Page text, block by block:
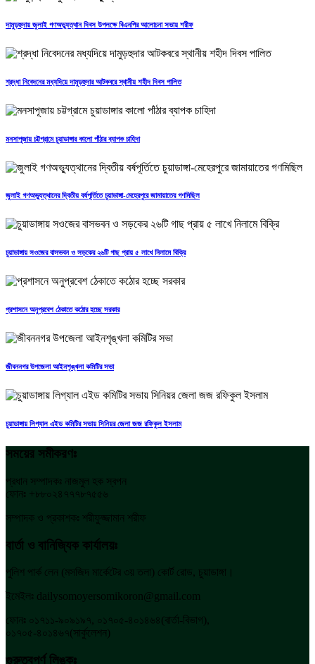
দামুড়হুদায় জুলাই গণঅভ্যুত্থান দিবস উপলক্ষে বিএনপির আলোচনা সভায় শরীফ
শ্রদ্ধা নিবেদনের মধ্যদিয়ে দামুড়হুদার আটকবরে স্থানীয় শহীদ দিবস পালিত
মনসাপূজায় চট্টগ্রামে চুয়াডাঙ্গার কালো পাঁঠার ব্যাপক চাহিদা
জুলাই গণঅভ্যুত্থানের দ্বিতীয় বর্ষপূর্তিতে চুয়াডাঙ্গা-মেহেরপুরে জামায়াতের গণমিছিল
চুয়াডাঙ্গায় সওজের বাসভবন ও সড়কের ২৬টি গাছ প্রায় ৫ লাখে নিলামে বিক্রি
প্রশাসনে অনুপ্রবেশ ঠেকাতে কঠোর হচ্ছে সরকার
জীবননগর উপজেলা আইনশৃঙ্খলা কমিটির সভা
চুয়াডাঙ্গায় লিগ্যাল এইড কমিটির সভায় সিনিয়র জেলা জজ রফিকুল ইসলাম
সময়ের সমীকরণঃ
প্রধান সম্পাদকঃ নাজমুল হক স্বপন
ফোনঃ +৮৮০২৪৭৭৭৮৭৫৫৬
সম্পাদক ও প্রকাশকঃ শরীফুজ্জামান শরীফ
বার্তা ও বানিজ্যিক কার্যালয়ঃ
পুলিশ পার্ক লেন (মসজিদ মার্কেটের ৩য় তলা) কোর্ট রোড, চুয়াডাঙ্গা।
ইমেইলঃ dailysomoyersomikoron@gmail.com
ফোনঃ ০১৭১১-৯০৯১৯৭, ০১৭০৫-৪০১৪৬৪(বার্তা-বিভাগ),
০১৭০৫-৪০১৪৬৭(সার্কুলেশন)
গুরুত্বপূর্ণ লিঙ্কঃ